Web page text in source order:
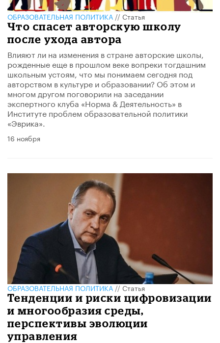
ОБРАЗОВАТЕЛЬНАЯ ПОЛИТИКА // Статья
Что спасет авторскую школу
после ухода автора
Влияют ли на изменения в стране авторские школы,
рожденные еще в прошлом веке вопреки тогдашним
школьным устоям, что мы понимаем сегодня под
авторством в культуре и образовании? Об этом и
многом другом поговорили на заседании
экспертного клуба «Норма & Деятельность» в
Институте проблем образовательной политики
«Эврика».
16 ноября
ОБРАЗОВАТЕЛЬНАЯ ПОЛИТИКА//Статья
Тенденции и риски цифровизации
и многообразия среды,
перспективы эволюции
управления